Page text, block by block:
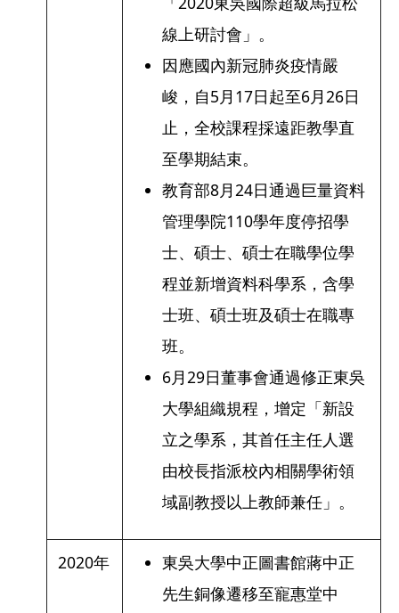
線上研討會」。
因應國內新冠肺炎疫情嚴
峻，自5月17日起至6月26日
止，全校課程採遠距教學直
至學期結束。
教育部8月24日通過巨量資料
管理學院110學年度停招學
士、碩士、碩士在職學位學
程並新增資料科學系，含學
士班、碩士班及碩士在職專
班。
6月29日董事會通過修正東吳
大學組織規程，增定「新設
立之學系，其首任主任人選
由校長指派校內相關學術領
域副教授以上教師兼任」。
2020年
東吳大學中正圖書館蔣中正
先生銅像遷移至寵惠堂中